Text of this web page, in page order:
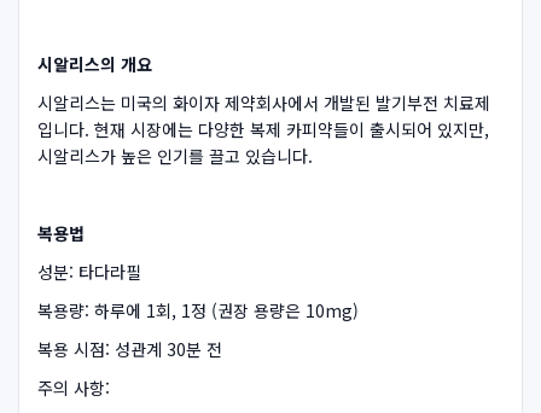
시알리스의 개요
시알리스는 미국의 화이자 제약회사에서 개발된 발기부전 치료제
입니다. 현재 시장에는 다양한 복제 카피약들이 출시되어 있지만,
시알리스가 높은 인기를 끌고 있습니다.
복용법
성분: 타다라필
복용량: 하루에 1회, 1정 (권장 용량은 10mg)
복용 시점: 성관계 30분 전
주의 사항: